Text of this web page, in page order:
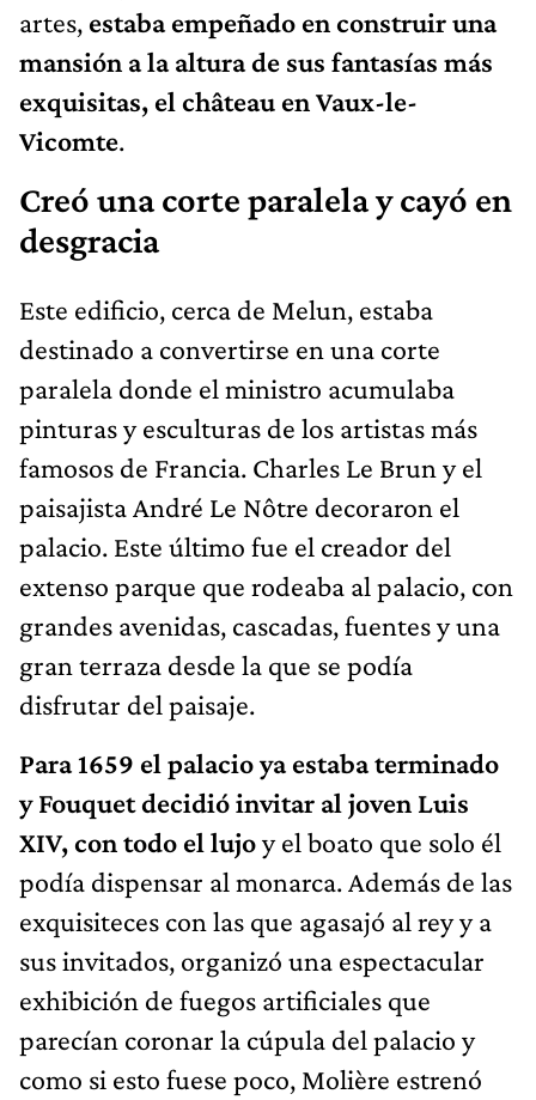
artes, estaba empeñado en construir una
mansión a la altura de sus fantasías más
exquisitas, el château en Vaux-le-
Vicomte.
Creó una corte paralela y cayó en
desgracia
Este edificio, cerca de Melun, estaba
destinado a convertirse en una corte
paralela donde el ministro acumulaba
pinturas y esculturas de los artistas más
famosos de Francia. Charles Le Brun y el
paisajista André Le Nôtre decoraron el
palacio. Este último fue el creador del
extenso parque que rodeaba al palacio, con
grandes avenidas, cascadas, fuentes y una
gran terraza desde la que se podía
disfrutar del paisaje.
Para 1659 el palacio ya estaba terminado
y Fouquet decidió invitar al joven Luis
XIV,con todo el lujoy el boato que solo él
podía dispensar al monarca. Además de las
exquisiteces con las que agasajó al rey y a
sus invitados, organizó una espectacular
exhibición de fuegos artificiales que
parecían coronar la cúpula del palacio y
como si esto fuese poco, Molière estrenó